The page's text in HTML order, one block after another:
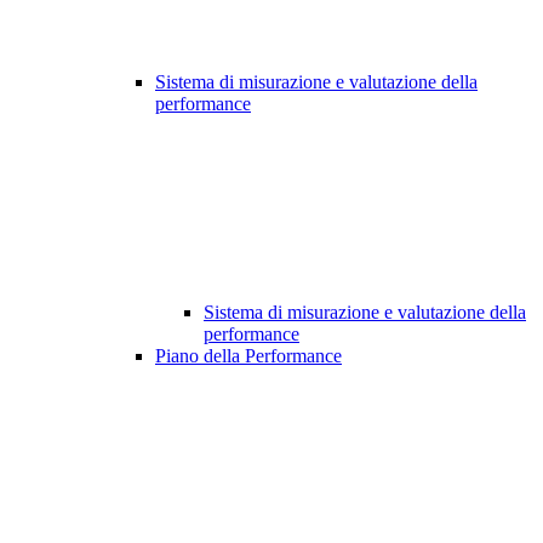
Sistema di misurazione e valutazione della
performance
Sistema di misurazione e valutazione della
performance
Piano della Performance